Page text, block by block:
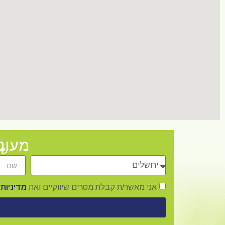
אני מאשר/ת קבלת מסרים שיווקיים ואת